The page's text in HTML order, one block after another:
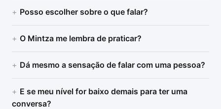
Posso escolher sobre o que falar?
O Mintza me lembra de praticar?
Dá mesmo a sensação de falar com uma pessoa?
E se meu nível for baixo demais para ter uma
conversa?